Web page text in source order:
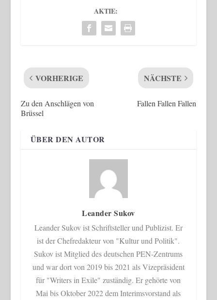
AKTIE:
VORHERIGE
Zu den Anschlägen von
Brüssel
NÄCHSTE
Fallen Fallen Fallen
ÜBER DEN AUTOR
Leander Sukov
Leander Sukov ist Schriftsteller und Publizist. Er
ist der Chefredakteur von "Kultur und Politik".
Sukov ist Mitglied des deutschen PEN-Zentrums
und war dort von 2019 bis 2021 als Vizepräsident
für "Writers in Exile" zuständig. Er gehörte von
Mai bis Oktober 2022 dem Interimsvorstand als